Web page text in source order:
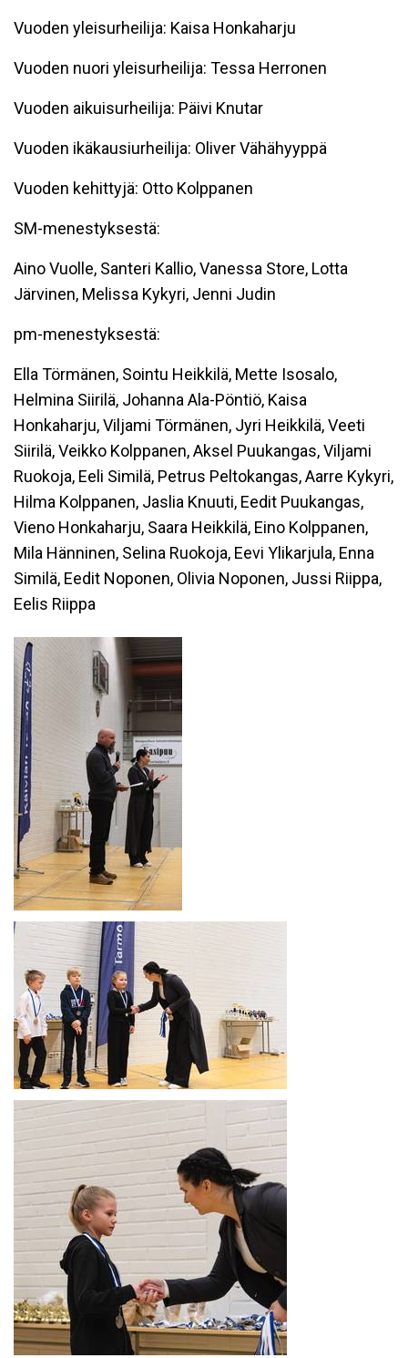
Vuoden yleisurheilija: Kaisa Honkaharju
Vuoden nuori yleisurheilija: Tessa Herronen
Vuoden aikuisurheilija: Päivi Knutar
Vuoden ikäkausiurheilija: Oliver Vähähyyppä
Vuoden kehittyjä: Otto Kolppanen
SM-menestyksestä:
Aino Vuolle, Santeri Kallio, Vanessa Store, Lotta
Järvinen, Melissa Kykyri, Jenni Judin
pm-menestyksestä:
Ella Törmänen, Sointu Heikkilä, Mette Isosalo,
Helmina Siirilä, Johanna Ala-Pöntiö, Kaisa
Honkaharju, Viljami Törmänen, Jyri Heikkilä, Veeti
Siirilä, Veikko Kolppanen, Aksel Puukangas, Viljami
Ruokoja, Eeli Similä, Petrus Peltokangas, Aarre Kykyri,
Hilma Kolppanen, Jaslia Knuuti, Eedit Puukangas,
Vieno Honkaharju, Saara Heikkilä, Eino Kolppanen,
Mila Hänninen, Selina Ruokoja, Eevi Ylikarjula, Enna
Similä, Eedit Noponen, Olivia Noponen, Jussi Riippa,
Eelis Riippa